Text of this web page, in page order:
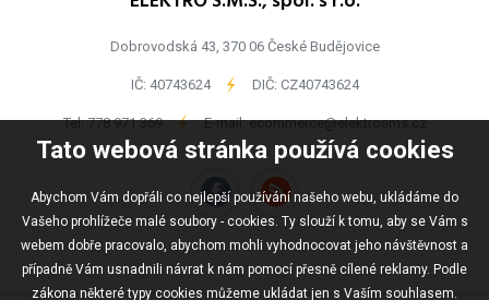
Tato webová stránka používá cookies
Abychom Vám dopřáli co nejlepší používání našeho webu, ukládáme do
Vašeho prohlížeče malé soubory - cookies. Ty slouží k tomu, aby se Vám s
webem dobře pracovalo, abychom mohli vyhodnocovat jeho návštěvnost a
případně Vám usnadnili návrat k nám pomocí přesně cílené reklamy. Podle
zákona některé typy cookies můžeme ukládat jen s Vaším souhlasem.
Dobrovodská 43, 370 06 České Budějovice
IČ: 40743624 - DIČ: CZ40743624
Tel:778 971 369 - E-mail:ecommerce@elektrosms.cz